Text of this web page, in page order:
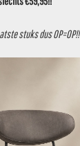
stuks dus OP=OP!!